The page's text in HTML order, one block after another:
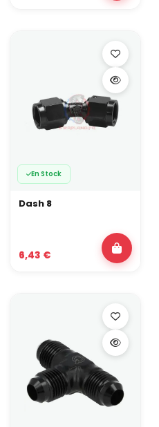
En Stock
Dash 8
6,43 €